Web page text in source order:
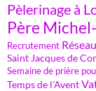
Pèlerinage à
Père
Recrutement
Saint Jacques de
Semaine de prière
Temps de l'Avent